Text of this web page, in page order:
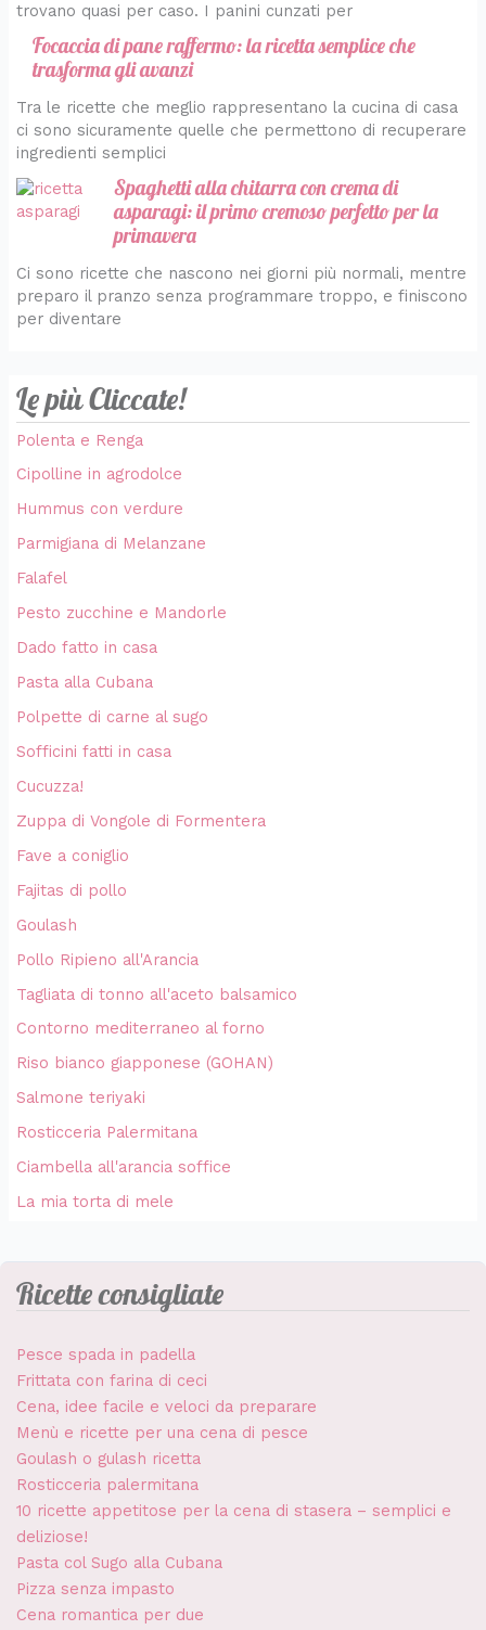
trovano quasi per caso. I panini cunzati per
Focaccia di pane raffermo: la ricetta semplice che
trasforma gli avanzi
Tra le ricette che meglio rappresentano la cucina di casa
ci sono sicuramente quelle che permettono di recuperare
ingredienti semplici
Spaghetti alla chitarra con crema di
asparagi: il primo cremoso perfetto per la
primavera
Ci sono ricette che nascono nei giorni più normali, mentre
preparo il pranzo senza programmare troppo, e finiscono
per diventare
Le più Cliccate!
Polenta e Renga
Cipolline in agrodolce
Hummus con verdure
Parmigiana di Melanzane
Falafel
Pesto zucchine e Mandorle
Dado fatto in casa
Pasta alla Cubana
Polpette di carne al sugo
Sofficini fatti in casa
Cucuzza!
Zuppa di Vongole di Formentera
Fave a coniglio
Fajitas di pollo
Goulash
Pollo Ripieno all'Arancia
Tagliata di tonno all'aceto balsamico
Contorno mediterraneo al forno
Riso bianco giapponese (GOHAN)
Salmone teriyaki
Rosticceria Palermitana
Ciambella all'arancia soffice
La mia torta di mele
Ricette consigliate
Pesce spada in padella
Frittata con farina di ceci
Cena, idee facile e veloci da preparare
Menù e ricette per una cena di pesce
Goulash o gulash ricetta
Rosticceria palermitana
10 ricette appetitose per la cena di stasera – semplici e
deliziose!
Pasta col Sugo alla Cubana
Pizza senza impasto
Cena romantica per due